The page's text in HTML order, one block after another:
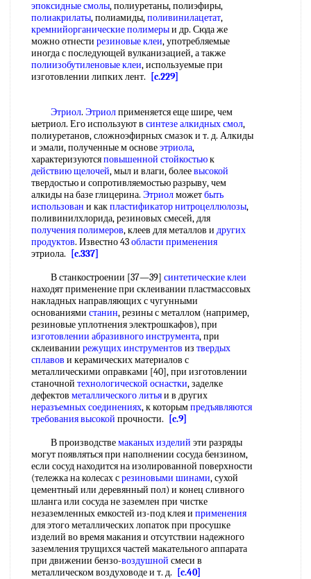
эпоксидные смолы, полиуретаны, полиэфиры,
полиакрилаты, полиамиды,поливинилацетат,
кремнийорганические полимерыи др. Сюда же
можно отнести резиновые клеи, употребляемые
иногда с последующей вулканизацией, а также
полиизобутиленовые клеи, используемые при
изготовлении липких лент.
[c.229]
Этриол. Этриолприменяется еще шире, чем
ыетриол. Его используют в синтезе алкидных смол,
полиуретанов, сложноэфирных смазок и т. д. Алкиды
и эмали, полученные м основеэтриола,
характеризуютсяповышенной стойкостьюк
действию щелочей, мыл и влаги, болеевысокой
твердостью и сопротивляемостью разрыву, чем
алкиды на базе глицерина. Этриолможетбыть
использован и какпластификатор нитроцеллюлозы,
поливинилхлорида, резиновых смесей, для
получения полимеров, клеев для металлов и других
продуктов. Известно 43области применения
этриола.
[c.337]
В станкостроении [37—39] синтетические клеи
находят применение при склеивании пластмассовых
накладных направляющих с чугунными
основаниями станин, резины с металлом (например,
резиновые уплотнения электрошкафов), при
изготовлении абразивного инструмента, при
склеивании режущих инструментов из твердых
сплавов и керамических материалов с
металлическими оправками [40], при изготовлении
станочной технологической оснастки, заделке
дефектов металлического литьяи в других
неразъемных соединениях, к которымпредъявляются
требованиявысокой прочности.
[c.9]
В производствемаканых изделий эти разряды
могут появляться при наполнении сосуда бензином,
если сосуд находится на изолированной поверхности
(тележка на колесах срезиновыми шинами, сухой
цементный или деревянный пол) и конец сливного
шланга или сосуда не заземлен при чистке
незаземленных емкостей из-под клея и применения
для этого металлических лопаток при просушке
изделий во время макания и отсутствии надежного
заземления трущихся частей макательного аппарата
при движении бензо-воздушной смеси в
металлическом воздуховоде и т. д.
[c.40]